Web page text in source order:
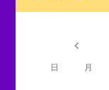
日 月